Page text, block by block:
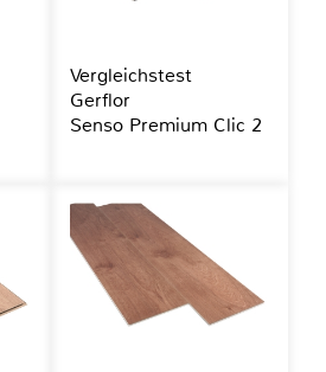
Vergleichstest
Gerflor
Senso Premium Clic 2